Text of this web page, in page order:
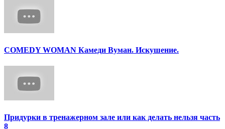
COMEDY WOMAN Камеди Вуман. Искушение.
Придурки в тренажерном зале или как делать нельзя часть
8